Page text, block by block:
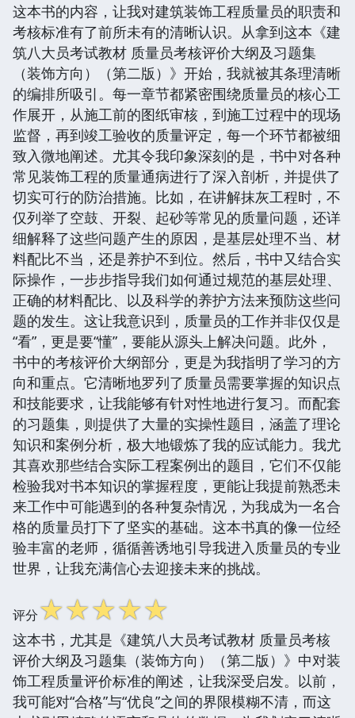
这本书的内容，让我对建筑装饰工程质量员的职责和
考核标准有了前所未有的清晰认识。从拿到这本《建
筑八大员考试教材 质量员考核评价大纲及习题集
（装饰方向）（第二版）》开始，我就被其条理清晰
的编排所吸引。每一章节都紧密围绕质量员的核心工
作展开，从施工前的图纸审核，到施工过程中的现场
监督，再到竣工验收的质量评定，每一个环节都被细
致入微地阐述。尤其令我印象深刻的是，书中对各种
常见装饰工程的质量通病进行了深入剖析，并提供了
切实可行的防治措施。比如，在讲解抹灰工程时，不
仅列举了空鼓、开裂、起砂等常见的质量问题，还详
细解释了这些问题产生的原因，是基层处理不当、材
料配比不当，还是养护不到位。然后，书中又结合实
际操作，一步步指导我们如何通过规范的基层处理、
正确的材料配比、以及科学的养护方法来预防这些问
题的发生。这让我意识到，质量员的工作并非仅仅是
“看”，更是要“懂”，要能从源头上解决问题。此外，
书中的考核评价大纲部分，更是为我指明了学习的方
向和重点。它清晰地罗列了质量员需要掌握的知识点
和技能要求，让我能够有针对性地进行复习。而配套
的习题集，则提供了大量的实操性题目，涵盖了理论
知识和案例分析，极大地锻炼了我的应试能力。我尤
其喜欢那些结合实际工程案例出的题目，它们不仅能
检验我对书本知识的掌握程度，更能让我提前熟悉未
来工作中可能遇到的各种复杂情况，为我成为一名合
格的质量员打下了坚实的基础。这本书真的像一位经
验丰富的老师，循循善诱地引导我进入质量员的专业
世界，让我充满信心去迎接未来的挑战。
评分☆☆☆☆☆
这本书，尤其是《建筑八大员考试教材 质量员考核
评价大纲及习题集（装饰方向）（第二版）》中对装
饰工程质量评价标准的阐述，让我深受启发。以前，
我可能对“合格”与“优良”之间的界限模糊不清，而这